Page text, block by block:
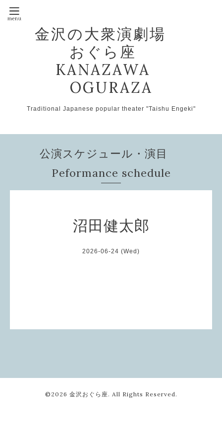
金沢の大衆演劇場
おぐら座
KANAZAWA
OGURAZA
Traditional Japanese popular theater "Taishu Engeki"
公演スケジュール・演目
Peformance schedule
沼田健太郎
2026-06-24 (Wed)
©2026 金沢おぐら座. All Rights Reserved.